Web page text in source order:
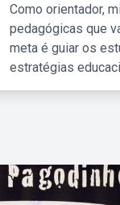
Como orientador,
pedagógicas que
meta é guiar os
estratégias